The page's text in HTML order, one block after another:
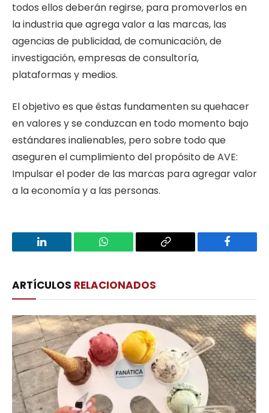
todos ellos deberán regirse, para promoverlos en
la industria que agrega valor a las marcas, las
agencias de publicidad, de comunicación, de
investigación, empresas de consultoría,
plataformas y medios.
El objetivo es que éstas fundamenten su quehacer
en valores y se conduzcan en todo momento bajo
estándares inalienables, pero sobre todo que
aseguren el cumplimiento del propósito de AVE:
Impulsar el poder de las marcas para agregar valor
a la economía y a las personas.
LinkedIn WhatsApp
Copy
Facebook
ARTÍCULOS RELACIONADOS